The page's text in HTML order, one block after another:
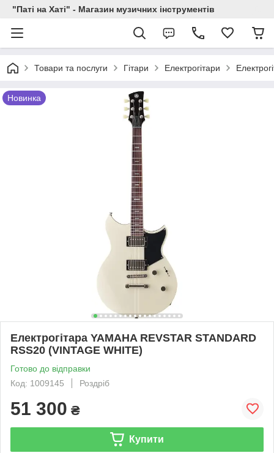
"Паті на Хаті" - Магазин музичних інструментів
Товари та послуги Гітари Електрогітари
Новинка
Електрогітара YAMAHA REVSTAR STANDARD
RSS20 (VINTAGE WHITE)
Готово до відправки
Код: 1009145
Роздріб
51 300 ₴
Купити